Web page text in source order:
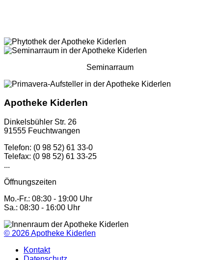
Seminarraum
Apotheke Kiderlen
Dinkelsbühler Str. 26
91555 Feuchtwangen
Telefon: (0 98 52) 61 33-0
Telefax: (0 98 52) 61 33-25
...
Öffnungszeiten
Mo.-Fr.: 08:30 - 19:00 Uhr
Sa.: 08:30 - 16:00 Uhr
© 2026Apotheke Kiderlen
Kontakt